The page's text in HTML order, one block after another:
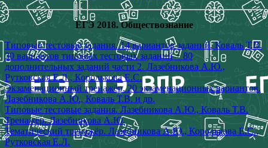
ЕГЭ 2018. Обществознание
Типовые тестовые задания. 14 вариантов заданий. Коваль Т.В.
30 вариантов типовых тестовых заданий + 80
дополнительных заданий части 2. Лазебникова А.Ю.,
Рутковская Е.Л., Королькова Е.С.
Экзаменационный тренажёр. 20 экзаменационных вариантов.
Лазебникова А.Ю., Коваль Т.В. и др.
Типовые тестовые задания. Лазебникова А.Ю., Коваль Т.В.
Тренажёр. Лазебникова А.Ю.
Тематический тренажёр. Лазебникова А.Ю., Королькова Е.С.,
Рутковская Е.Л.